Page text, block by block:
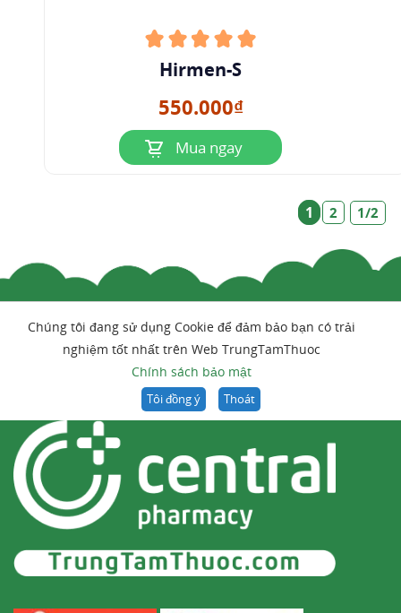
Hirmen-S
550.000₫
Mua ngay
1 2 1/2
Chúng tôi đang sử dụng Cookie để đảm bảo bạn có trải
nghiệm tốt nhất trên Web TrungTamThuoc
Chính sách bảo mật
Tôi đồng ý Thoát